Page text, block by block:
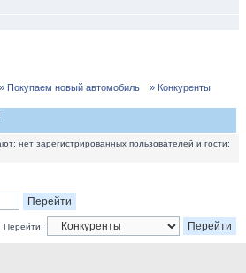
» Покупаем новый автомобиль » Конкуренты
нет зарегистрированных пользователей и гости:
Перейти: